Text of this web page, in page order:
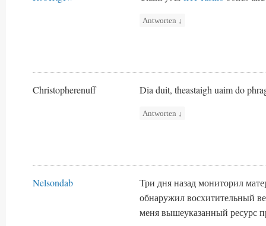
Antworten ↓
Christopherenuff Dia duit, theastaigh uaim do
Antworten ↓
Nelsondab
Три дня назад мониторил
обнаружил восхитительный
меня вышеуказанный ресурс